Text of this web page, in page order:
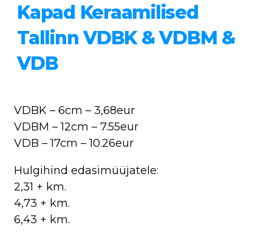
Kapad Keraamilised
Tallinn VDBK & VDBM &
VDB
VDBK – 6cm – 3,68eur
VDBM – 12cm – 7.55eur
VDB – 17cm – 10.26eur
Hulgihind edasimüüjatele:
2,31 + km.
4,73 + km.
6,43 + km.